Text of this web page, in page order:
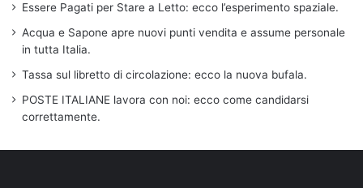
Essere Pagati per Stare a Letto: ecco l’esperimento spaziale.
Acqua e Sapone apre nuovi punti vendita e assume personale
in tutta Italia.
Tassa sul libretto di circolazione: ecco la nuova bufala.
POSTE ITALIANE lavora con noi: ecco come candidarsi
correttamente.